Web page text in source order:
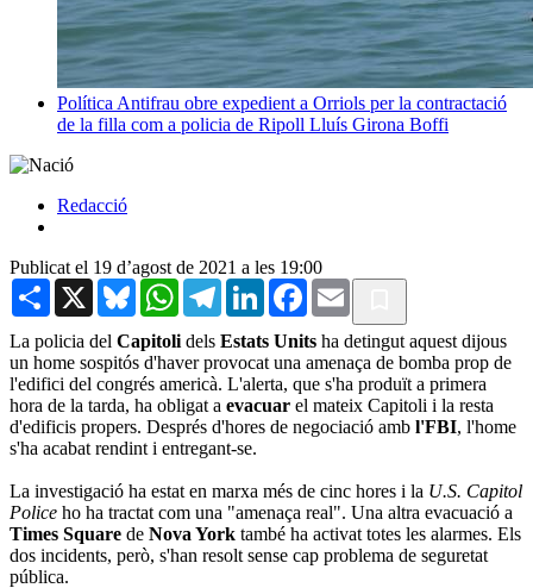
Política Antifrau obre expedient a Orriols per la contractació
de la filla com a policia de Ripoll Lluís Girona Boffi
Redacció
Publicat el 19 d’agost de 2021 a les 19:00
Share X BlueskyWhatsAppTelegramLinkedInFacebook
Email
La policia del Capitoli dels Estats Units ha detingut aquest dijous
un home sospitós d'haver provocat una amenaça de bomba prop de
l'edifici del congrés americà. L'alerta, que s'ha produït a primera
hora de la tarda, ha obligat a evacuar el mateix Capitoli i la resta
d'edificis propers. Després d'hores de negociació amb l'FBI, l'home
s'ha acabat rendint i entregant-se.
La investigació ha estat en marxa més de cinc hores i la U.S. Capitol
Police ho ha tractat com una "amenaça real". Una altra evacuació a
Times Square de Nova York també ha activat totes les alarmes. Els
dos incidents, però, s'han resolt sense cap problema de seguretat
pública.